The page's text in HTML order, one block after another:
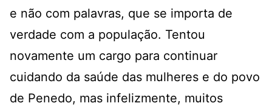
e não com palavras, que se importa de
verdade com a população. Tentou
novamente um cargo para continuar
cuidando da saúde das mulheres e do povo
de Penedo, mas infelizmente, muitos